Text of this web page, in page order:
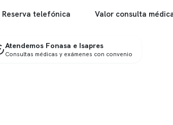
Reserva telefónica Valor consulta
Atendemos Fonasa e Isapres
Consultas médicas y exámenes con convenio